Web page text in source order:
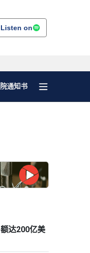
Listen on
通知书
达200亿美